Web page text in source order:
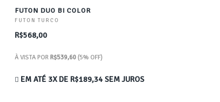
FUTON DUO BI COLOR
FUTON TURCO
R$568,00
À VISTA PORR$539,60(5% OFF)
EM ATÉ 3X DE R$189,34 SEM JUROS